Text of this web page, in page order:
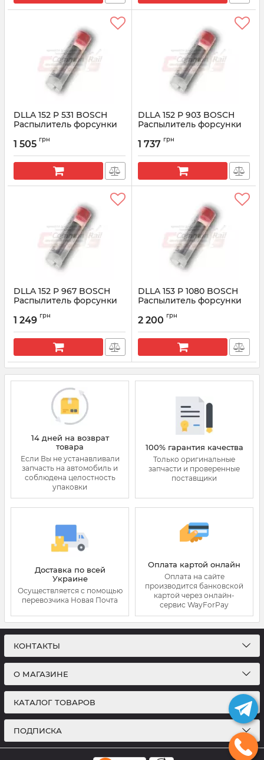
DLLA 152 P 531 BOSCH
Распылитель форсунки
Артикул:
1 505 грн
DLLA 152 P 903 BOSCH
Распылитель форсунки
Артикул:
1 737 грн
DLLA 152 P 967 BOSCH
Распылитель форсунки
Артикул:
1 249 грн
DLLA 153 P 1080 BOSCH
Распылитель форсунки
Артикул: 0433171702
2 200 грн
14 дней на возврат
товара
Если Вы не устанавливали
запчасть на автомобиль и
соблюдена целостность
упаковки
100% гарантия качества
Только оригинальные
запчасти и проверенные
поставщики
Доставка по всей
Украине
Осуществляется с помощью
перевозчика Новая Почта
Оплата картой онлайн
Оплата на сайте
производится банковской
картой через онлайн-
сервис WayForPay
КОНТАКТЫ
О МАГАЗИНЕ
КАТАЛОГ ТОВАРОВ
ПОДПИСКА